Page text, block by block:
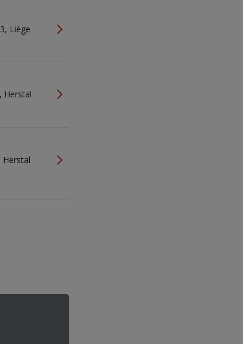
Liège
Herstal
Herstal